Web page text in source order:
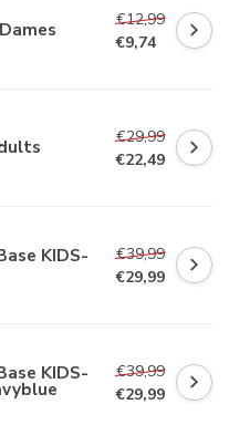
€12,99
€9,74
€29,99
€22,49
KIDS-
€39,99
€29,99
KIDS-
€39,99
€29,99